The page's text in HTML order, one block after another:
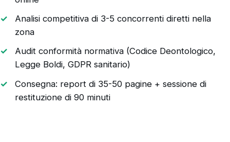
Analisi competitiva di 3-5 concorrenti diretti nella
zona
Audit conformità normativa (Codice Deontologico,
Legge Boldi, GDPR sanitario)
Consegna: report di 35-50 pagine + sessione di
restituzione di 90 minuti